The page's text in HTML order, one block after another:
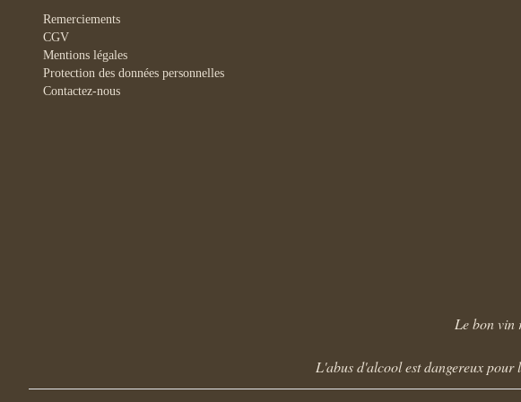
Remerciements
CGV
Mentions légales
Protection des données personnelles
Contactez-nous
Le bon vin
L'abus d'alcool est dangereux